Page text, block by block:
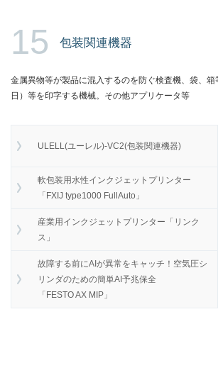
15 包装関連機器
金属異物等が製品に混入するのを防ぐ検査機、袋、箱
日）等を印字する機械。その他アプリケータ等
ULELL(ユーレル)-VC2(包装関連機器)
軟包装用水性インクジェットプリンター
「FXIJ type1000 FullAuto」
産業用インクジェットプリンター「リンク
ス」
故障する前にAIが異常をキャッチ！空気圧シ
リンダのための簡単AI予兆保全
「FESTO AX MIP」